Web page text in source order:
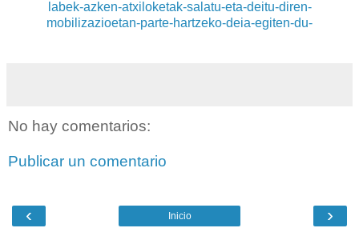
labek-azken-atxiloketak-salatu-eta-deitu-diren-
mobilizazioetan-parte-hartzeko-deia-egiten-du-
No hay comentarios:
Publicar un comentario
‹ ›
Inicio